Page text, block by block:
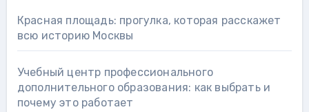
Красная площадь: прогулка, которая расскажет
всю историю Москвы
Учебный центр профессионального
дополнительного образования: как выбрать и
почему это работает